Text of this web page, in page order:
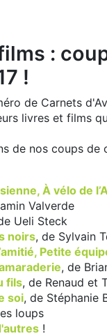
:
!
de Carnets
livres et films
de nos coups de
À vélo de
Valverde
Ueli Steck
noirs, de Sylvain
Petite
, de
fils, de Renaud et
soi, de Stéphanie
loups
!